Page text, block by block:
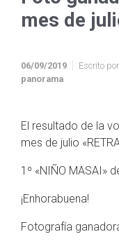
mes de
06/09/2019
Escrito por
panorama
El resultado de la
mes de julio
1º «NIÑO MASAI»
¡Enhorabuena!
Fotografía